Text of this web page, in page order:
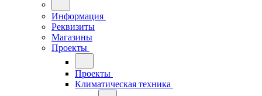
Информация
Реквизиты
Магазины
Проекты
Проекты
Климатическая техника